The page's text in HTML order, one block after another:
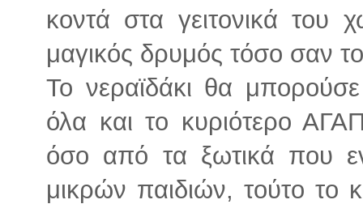
κοντά στα γειτονικά
μαγικός δρυμός τόσο σαν
Το νεραϊδάκι θα μπορούσε
όλα και το κυριότερο
όσο από τα ξωτικά που
μικρών παιδιών, τούτο το